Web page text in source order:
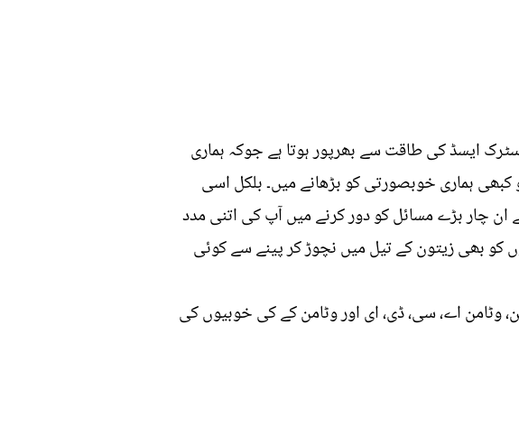
سٹرک ایسڈ کی طاقت سے بھرپور ہوتا ہے جوکہ ہماری
ہماری خوبصورتی کو بڑھانے میں۔ بلکل اسی
چار بڑے مسائل کو دور کرنے میں آپ کی اتنی مدد
کو بھی زیتون کے تیل میں نچوڑ کر پینے سے کوئی
وٹامن اے، سی، ڈی، ای اور وٹامن کے کی خوبیوں کی